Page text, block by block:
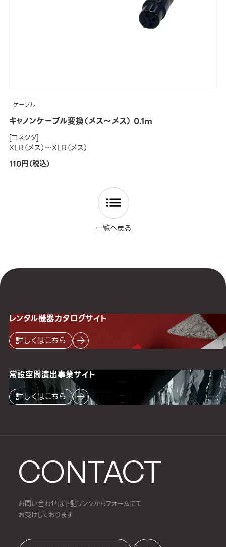
ケーブル
キャノンケーブル変換（メス～メス） 0.1m
[コネクタ]
XLR（メス）～XLR（メス）
110円（税込）
一覧へ戻る
CONTACT
お問い合わせは下記リンクからフォームにて
お受けしております
レンタル機器カタログサイト
詳しくはこちら
常設空間演出事業サイト
詳しくはこちら